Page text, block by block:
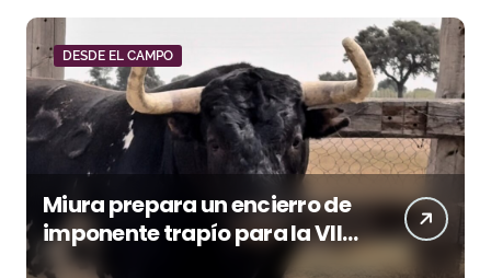
DESDE EL CAMPO
Miura prepara un encierro de
imponente trapío para la VIII
Corrida Magallánica